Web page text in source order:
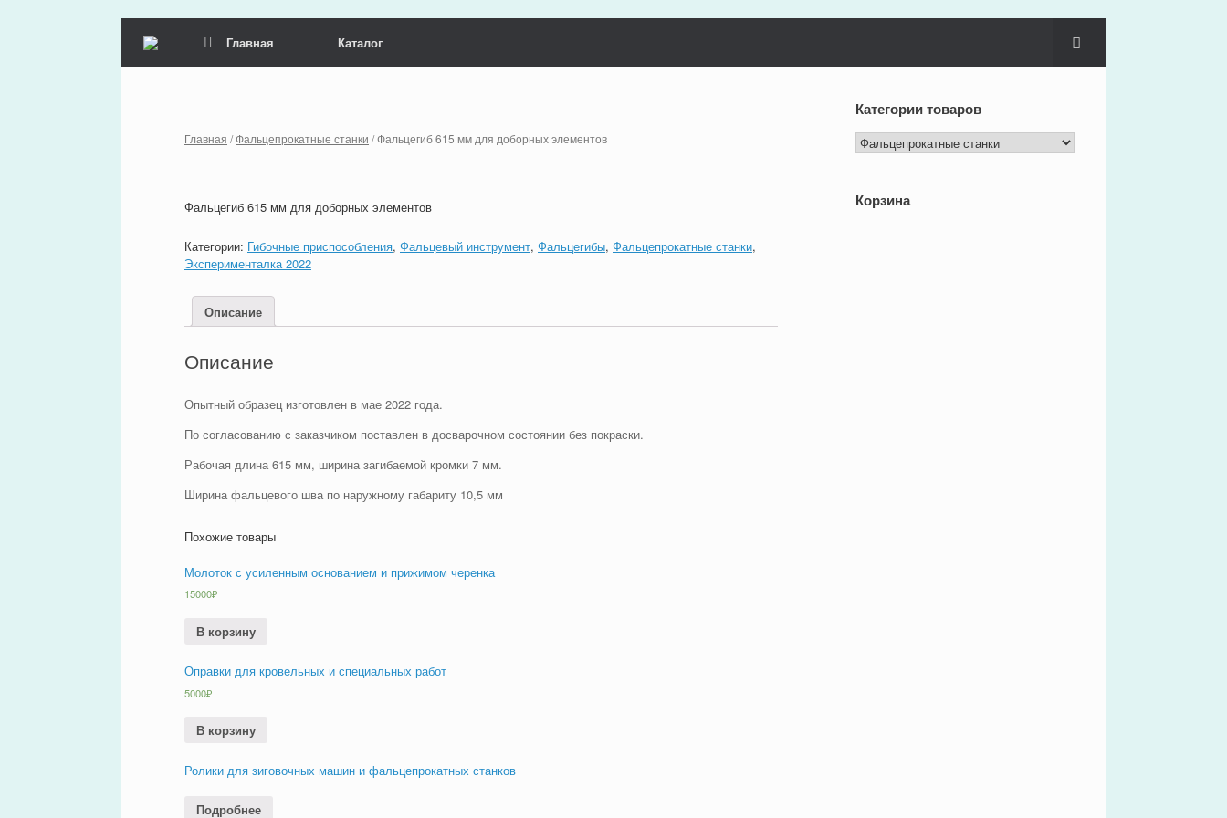
Главная Каталог
Главная /Фальцепрокатные станки / Фальцегиб 615 мм для доборных элементов
Фальцегиб 615 мм для доборных элементов
Категории: Гибочные приспособления, Фальцевый инструмент, Фальцегибы, Фальцепрокатные станки,
Эксперименталка 2022
Описание
Описание
Опытный образец изготовлен в мае 2022 года.
По согласованию с заказчиком поставлен в досварочном состоянии без покраски.
Рабочая длина 615 мм, ширина загибаемой кромки 7 мм.
Ширина фальцевого шва по наружному габариту 10,5 мм
Похожие товары
Молоток с усиленным основанием и прижимом черенка
15000₽
В корзину
Оправки для кровельных и специальных работ
5000₽
В корзину
Ролики для зиговочных машин и фальцепрокатных станков
Подробнее
Категории товаров
Корзина